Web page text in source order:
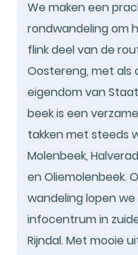
We maken een
rondwandeling om
flink deel van de
Oostereng, met als
eigendom van
beek is een
takken met steeds
Molenbeek,
en Oliemolenbeek.
wandeling lopen
infocentrum in
Rijndal. Met mooie